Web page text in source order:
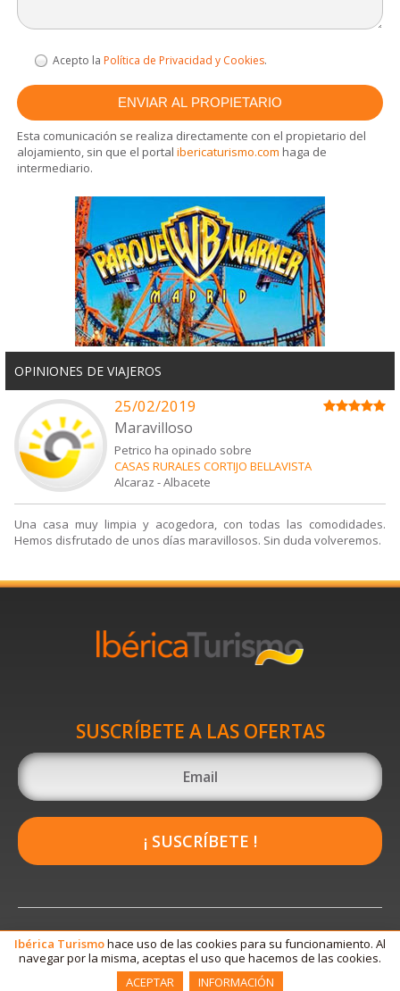
Acepto la Política de Privacidad y Cookies.
Esta comunicación se realiza directamente con el propietario del
alojamiento, sin que el portalibericaturismo.com haga de
intermediario.
OPINIONES DE VIAJEROS
25/02/2019
Maravilloso
Petrico ha opinado sobre
CASAS RURALES CORTIJO BELLAVISTA
Alcaraz -Albacete
Una casa muy limpia y acogedora, con todas las comodidades.
Hemos disfrutado de unos días maravillosos. Sin duda volveremos.
SUSCRÍBETE A LAS OFERTAS
¡ SUSCRÍBETE !
Ibérica Turismohace uso de las cookies para su funcionamiento. Al
navegar por la misma, aceptas el uso que hacemos de las cookies.
ACEPTAR
INFORMACIÓN